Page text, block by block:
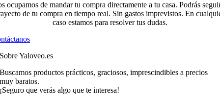
ocupamos de mandar tu compra directamente a tu casa. Podrás
de tu compra en tiempo real. Sin gastos imprevistos. En
caso estamos para resolver tus dudas.
Sobre Yaloveo.es
Buscamos productos prácticos, graciosos, imprescindibles a precios
muy baratos.
¡Seguro que verás algo que te interesa!